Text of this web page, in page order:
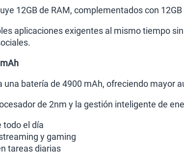
12GB de RAM, complementados con
aplicaciones exigentes al mismo tiempo
una batería de 4900 mAh, ofreciendo mayor
de 2nm y la gestión inteligente de
todo el día
y gaming
tareas diarias